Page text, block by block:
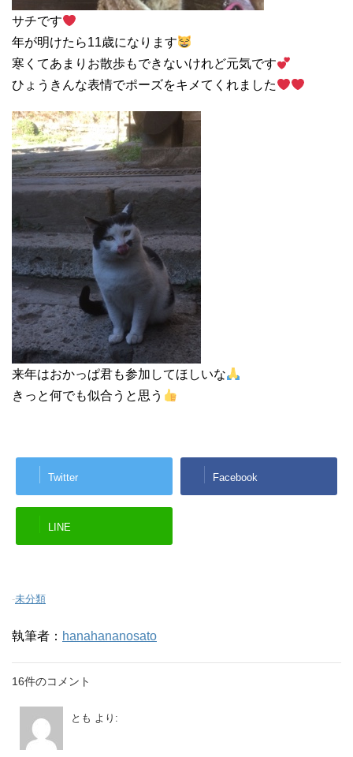
サチです
年が明けたら11歳になります
寒くてあまりお散歩もできないけれど元気です
ひょうきんな表情でポーズをキメてくれました
来年はおかっぱ君も参加してほしいな
きっと何でも似合うと思う
Twitter Facebook
LINE
-未分類
執筆者： hanahananosato
16件のコメント
とも より: